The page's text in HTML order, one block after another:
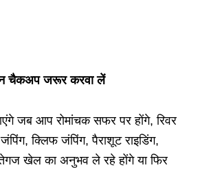
चैकअप जरूर करवा लें
जब आप रोमांचक सफर पर होंगे, रिवर
क्लिफ जंपिंग, पैराशूट राइडिंग,
खेल का अनुभव ले रहे होंगे या फिर